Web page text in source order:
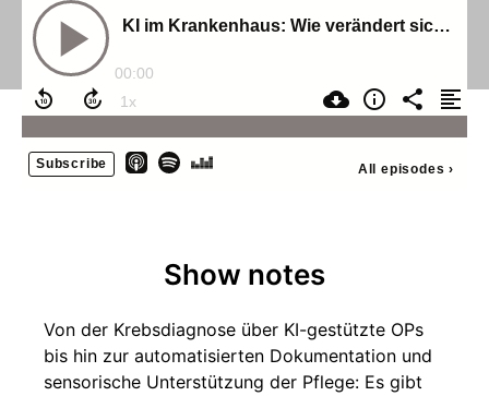
KI im Krankenhaus: Wie verändert sich Diagnose, Dokumentation und Pflege?
00:00
Subscribe All episodes ›
Show notes
Von der Krebsdiagnose über KI-gestützte OPs
bis hin zur automatisierten Dokumentation und
sensorische Unterstützung der Pflege: Es gibt